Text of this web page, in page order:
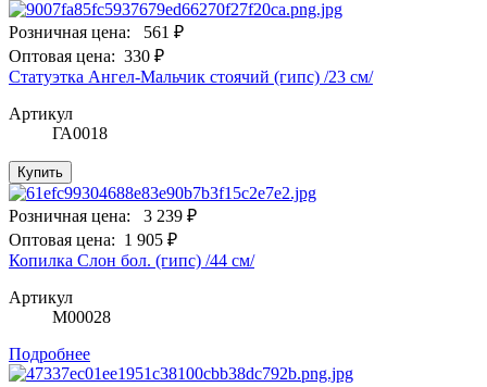
Розничная цена:
561 ₽
Оптовая цена: 330 ₽
Статуэтка Ангел-Мальчик стоячий (гипс) /23 см/
Артикул
ГА0018
Купить
Розничная цена:
3 239 ₽
Оптовая цена: 1 905 ₽
Копилка Слон бол. (гипс) /44 см/
Артикул
М00028
Подробнее